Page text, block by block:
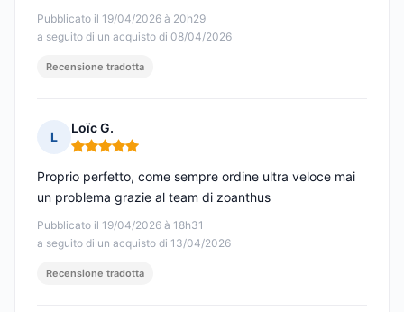
Pubblicato il 19/04/2026 à 20h29
a seguito di un acquisto di 08/04/2026
Recensione tradotta
L
Loïc G.
Nota: 5 su 5
Pubblicato il 19/04/2026 à 18h31
a seguito di un acquisto di 13/04/2026
Proprio perfetto, come sempre ordine ultra veloce mai
un problema grazie al team di zoanthus
Recensione tradotta